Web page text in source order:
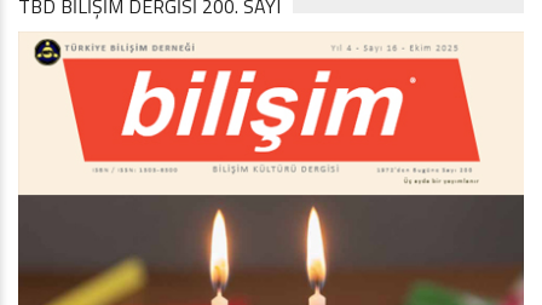
TBD BILIŞIM DERGISI 200. SAYI